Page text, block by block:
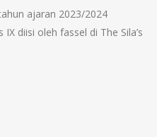
ajaran 2023/2024
diisi oleh fassel di The Sila’s